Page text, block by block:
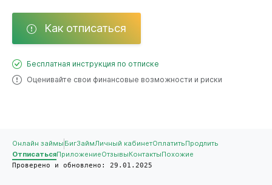
Как отписаться
Бесплатная инструкция по отписке
Оценивайте свои финансовые возможности и риски
Онлайн займы БигЗаймЛичный кабинетОплатитьПродлить
ОтписатьсяПриложениеОтзывыКонтактыПохожие
Проверено и обновлено: 29.01.2025